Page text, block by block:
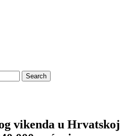
vikenda u Hrvatskoj